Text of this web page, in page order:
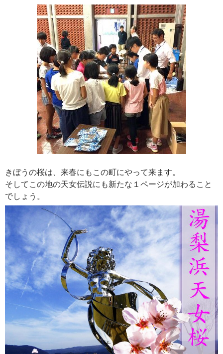
きぼうの桜は、来春にもこの町にやって来ます。
そしてこの地の天女伝説にも新たな１ページが加わること
でしょう。